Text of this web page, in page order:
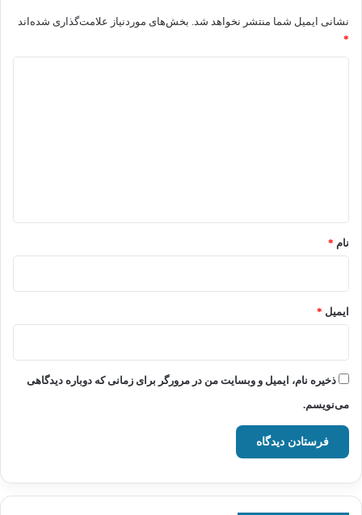
نشانی ایمیل شما منتشر نخواهد شد. بخش‌های موردنیاز علامت‌گذاری شده‌اند
*
نام *
ایمیل *
ذخیره نام، ایمیل و وبسایت من در مرورگر برای زمانی که دوباره دیدگاهی
می‌نویسم.